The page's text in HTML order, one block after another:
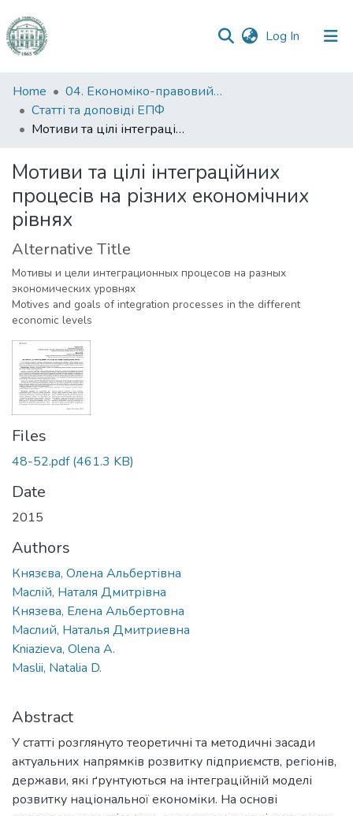
Log In (current)
Communities
&
Collections
Statistics
Home
04. Економіко-правовий факультет
Статті та доповіді ЕПФ
Мотиви та цілі інтеграційних процесів на різних економічних рівнях
Мотиви та цілі інтеграційних
процесів на різних економічних
рівнях
Alternative Title
Мотивы и цели интеграционных процесов на разных
экономических уровнях
Motives and goals of integration processes in the different
economic levels
Files
48-52.pdf(461.3 KB)
Date
2015
Authors
Князєва, Олена Альбертівна
Маслій, Наталя Дмитрівна
Князева, Елена Альбертовна
Маслий, Наталья Дмитриевна
Kniazieva, Olena A.
Maslii, Natalia D.
Abstract
У статті розглянуто теоретичні та методичні засади
актуальних напрямків розвитку підприємств, регіонів,
держави, які ґрунтуються на інтеграційній моделі
розвитку національної економіки. На основі